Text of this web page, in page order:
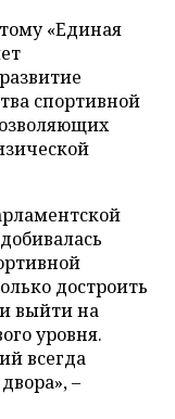
«Единая
спортивной
достроить
выйти на
уровня.
всегда
–